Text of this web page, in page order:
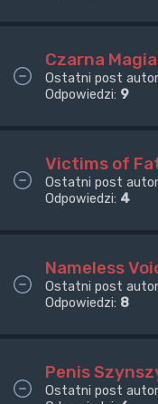
Czarna Magia
Ostatni post
Odpowiedzi: 9
Victims of
Ostatni post
Odpowiedzi: 4
Nameless
Ostatni post
Odpowiedzi: 8
Penis
Ostatni post